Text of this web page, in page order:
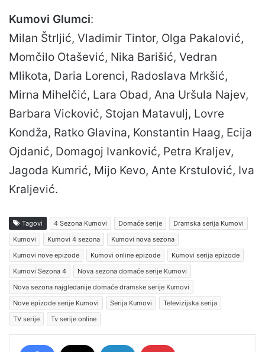
Kumovi Glumci:
Milan Štrljić, Vladimir Tintor, Olga Pakalović,
Momčilo Otašević, Nika Barišić, Vedran
Mlikota, Daria Lorenci, Radoslava Mrkšić,
Mirna Mihelčić, Lara Obad, Ana Uršula Najev,
Barbara Vicković, Stojan Matavulj, Lovre
Kondža, Ratko Glavina, Konstantin Haag, Ecija
Ojdanić, Domagoj Ivanković, Petra Kraljev,
Jagoda Kumrić, Mijo Kevo, Ante Krstulović, Iva
Kraljević.
Tagovi 4 Sezona Kumovi Domaće serije
Dramska serija Kumovi
Kumovi
Kumovi 4 sezona
Kumovi nova sezona
Kumovi nove epizode
Kumovi online epizode
Kumovi serija epizode
Kumovi Sezona 4
Nova sezona domaće serije Kumovi
Nova sezona najgledanije domaće dramske serije Kumovi
Nove epizode serije Kumovi
Serija Kumovi
Televizijska serija
TV serije
Tv serije online